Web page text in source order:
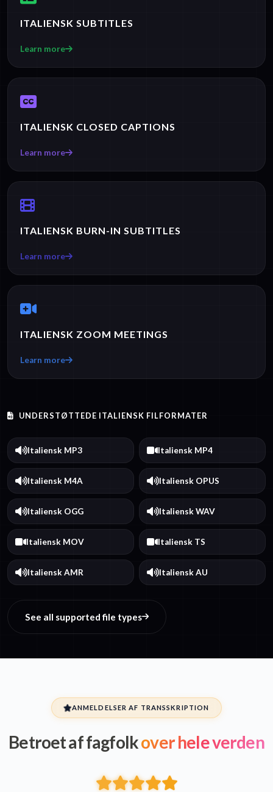
ITALIENSK SUBTITLES
Learn more
ITALIENSK CLOSED CAPTIONS
Learn more
ITALIENSK BURN-IN SUBTITLES
Learn more
ITALIENSK ZOOM MEETINGS
Learn more
UNDERSTØTTEDE ITALIENSK FILFORMATER
Italiensk MP3 Italiensk MP4
Italiensk M4A Italiensk OPUS
Italiensk OGG Italiensk WAV
Italiensk MOV Italiensk TS
Italiensk AMR Italiensk AU
See all supported file types
ANMELDELSER AF TRANSSKRIPTION
Betroet af fagfolkover hele verden